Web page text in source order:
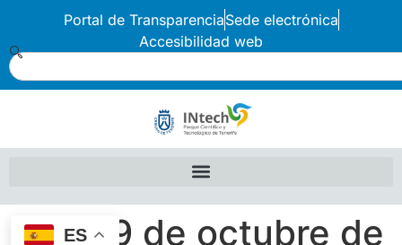
Portal de TransparenciaSede electrónica
Accesibilidad web
ES
Día:19 de octubre de